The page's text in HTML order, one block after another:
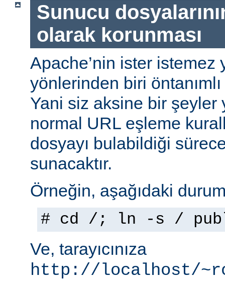
Sunucu
olarak korunması
Apache’nin ister istemez
yönlerinden biri
Yani siz aksine bir şeyler
normal URL eşleme
dosyayı bulabildiği
sunacaktır.
Örneğin, aşağıdaki
# cd /; ln -s /
Ve, tarayıcınıza
http://localhost/